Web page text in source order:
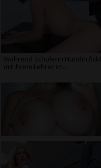
Während Schülerin Hündin fickt
mit ihrem Lehrer im